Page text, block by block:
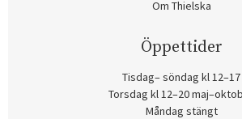
Om Thielska
Öppettider
Tisdag– söndag kl 12–17
Torsdag kl 12–20
Måndag stängt